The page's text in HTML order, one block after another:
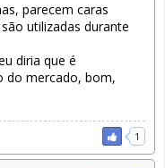
parecem caras
utilizadas durante
diria que é
do mercado, bom,
1